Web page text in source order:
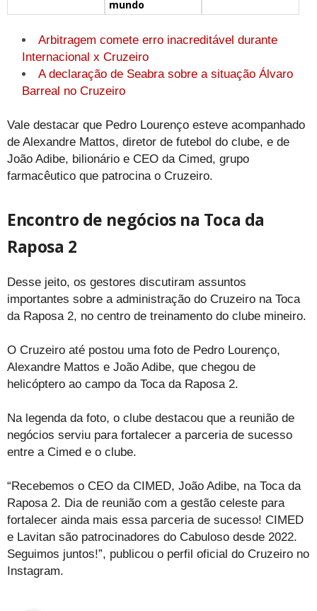
mundo
Arbitragem comete erro inacreditável durante
Internacional x Cruzeiro
A declaração de Seabra sobre a situação Álvaro
Barreal no Cruzeiro
Vale destacar que Pedro Lourenço esteve acompanhado
de Alexandre Mattos, diretor de futebol do clube, e de
João Adibe, bilionário e CEO da Cimed, grupo
farmacêutico que patrocina o Cruzeiro.
Encontro de negócios na Toca da
Raposa 2
Desse jeito, os gestores discutiram assuntos
importantes sobre a administração do Cruzeiro na Toca
da Raposa 2, no centro de treinamento do clube mineiro.
O Cruzeiro até postou uma foto de Pedro Lourenço,
Alexandre Mattos e João Adibe, que chegou de
helicóptero ao campo da Toca da Raposa 2.
Na legenda da foto, o clube destacou que a reunião de
negócios serviu para fortalecer a parceria de sucesso
entre a Cimed e o clube.
“Recebemos o CEO da CIMED, João Adibe, na Toca da
Raposa 2. Dia de reunião com a gestão celeste para
fortalecer ainda mais essa parceria de sucesso! CIMED
e Lavitan são patrocinadores do Cabuloso desde 2022.
Seguimos juntos!”, publicou o perfil oficial do Cruzeiro no
Instagram.